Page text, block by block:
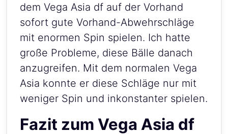
dem Vega Asia df auf der Vorhand
sofort gute Vorhand-Abwehrschläge
mit enormen Spin spielen. Ich hatte
große Probleme, diese Bälle danach
anzugreifen. Mit dem normalen Vega
Asia konnte er diese Schläge nur mit
weniger Spin und inkonstanter spielen.
Fazit zum Vega Asia df